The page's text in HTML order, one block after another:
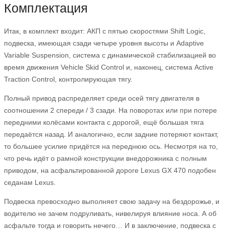
Комплектация
Итак, в комплект входит: АКП с пятью скоростями Shift Logic,
подвеска, имеющая сзади четыре уровня высоты и Adaptive
Variable Suspension, система с динамической стабилизацией во
время движения Vehicle Skid Control и, наконец, система Active
Traction Control, контролирующая тягу.
Полный привод распределяет среди осей тягу двигателя в
соотношении 2 спереди / 3 сзади. На поворотах или при потере
передними колёсами контакта с дорогой, ещё большая тяга
передаётся назад. И аналогично, если задние потеряют контакт,
то большее усилие придётся на переднюю ось. Несмотря на то,
что речь идёт о рамной конструкции внедорожника с полным
приводом, на асфальтированной дороге Lexus GX 470 подобен
седанам Lexus.
Подвеска превосходно выполняет свою задачу на бездорожье, и
водителю не зачем подруливать, нивелируя влияние носа. А об
асфальте тогда и говорить нечего… И в заключение, подвеска с